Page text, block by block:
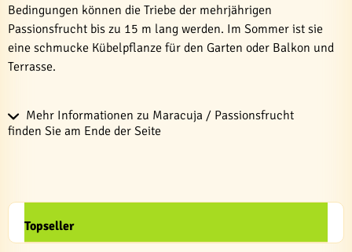
Bedingungen können die Triebe der mehrjährigen
Passionsfrucht bis zu 15 m lang werden. Im Sommer ist sie
eine schmucke Kübelpflanze für den Garten oder Balkon und
Terrasse.
Mehr Informationen zu Maracuja / Passionsfrucht
finden Sie am Ende der Seite
Topseller